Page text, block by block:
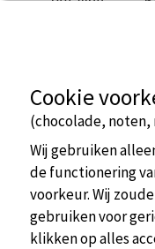
Cookie
(chocolade, noten,
Wij gebruiken
de functionering
voorkeur. Wij
gebruiken voor
klikken op alles